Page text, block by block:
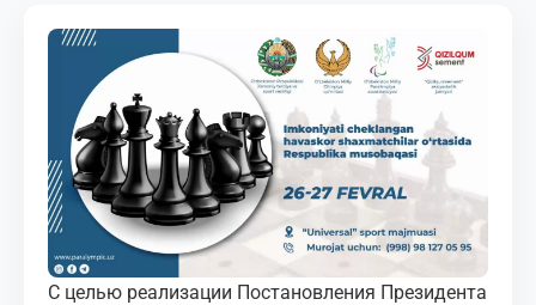
КОРТЫ
КОНТАКТЫ
UZ-PIN
С целью реализации Постановления Президента